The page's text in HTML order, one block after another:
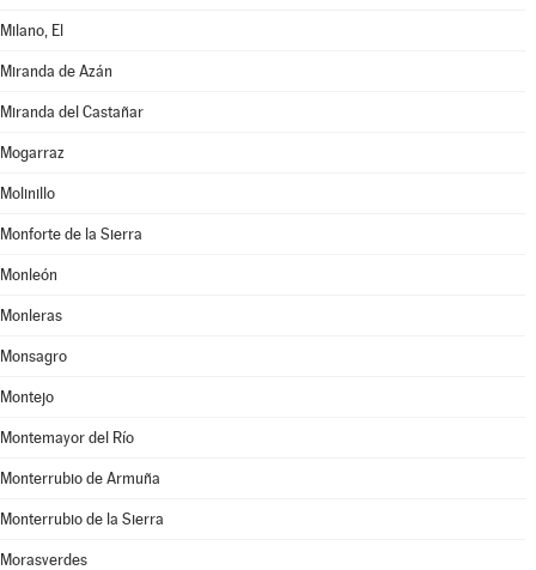
Milano, El
Miranda de Azán
Miranda del Castañar
Mogarraz
Molinillo
Monforte de la Sierra
Monleón
Monleras
Monsagro
Montejo
Montemayor del Río
Monterrubio de Armuña
Monterrubio de la Sierra
Morasverdes